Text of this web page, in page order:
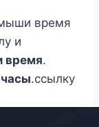
время
и
время.
.ссылку